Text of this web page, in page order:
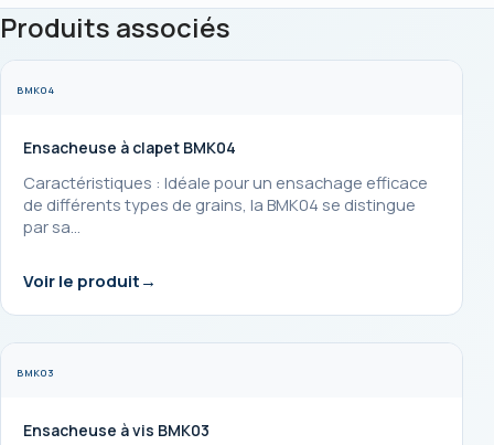
Produits associés
BMK04
Ensacheuse à clapet BMK04
Caractéristiques : Idéale pour un ensachage efficace
de différents types de grains, la BMK04 se distingue
par sa…
Voir le produit
BMK03
Ensacheuse à vis BMK03